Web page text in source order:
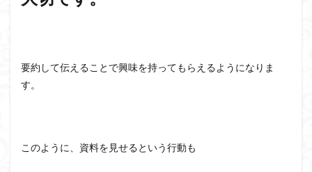
要約して伝えることで興味を持ってもらえるようになりま
す。
このように、資料を見せるという行動も